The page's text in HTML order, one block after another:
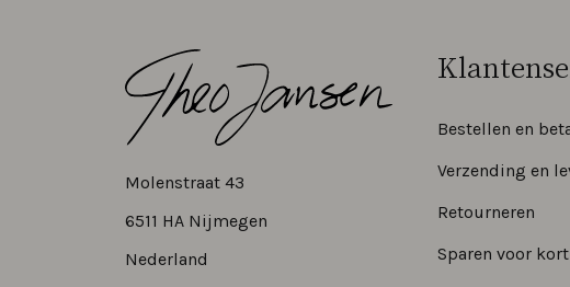
Molenstraat 43
6511 HA Nijmegen
Nederland
Bestellen en
Verzending en
Retourneren
Sparen voor